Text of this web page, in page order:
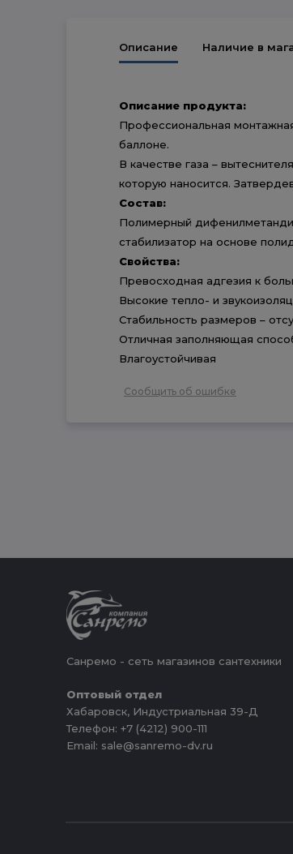
Описание Наличие в
Описание продукта:
Профессиональная
баллоне.
В качестве газа –
которую наносится.
Состав:
Полимерный
стабилизатор на основе
Свойства:
Превосходная адгезия к
Высокие тепло- и
Стабильность размеров –
Отличная заполняющая
Влагоустойчивая
Сообщить об ошибке
Санремо - сеть магазинов сантехники
Оптовый отдел
Хабаровск, Индустриальная 39-Д
Телефон: +7 (4212) 900-111
Email: sale@sanremo-dv.ru